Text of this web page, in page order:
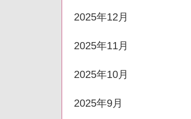
2025年12月
2025年11月
2025年10月
2025年9月